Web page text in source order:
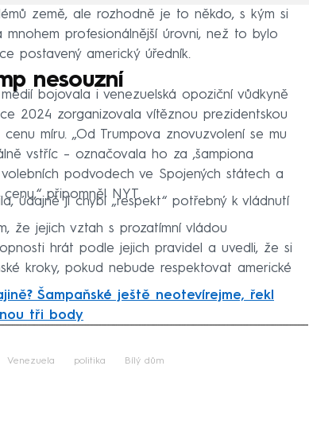
země, ale rozhodně je to někdo, s kým si
profesionálnější úrovni, než to bylo
postavený americký úředník.
nesouzní
bojovala i venezuelská opoziční vůdkyně
2024 zorganizovala vítěznou prezidentskou
míru. „Od Trumpova znovuzvolení se mu
vstříc – označovala ho za ‚šampiona
podvodech ve Spojených státech a
připomněl NYT.
údajně jí chybí „respekt“ potřebný k vládnutí
že jejich vztah s prozatímní vládou
hrát podle jejich pravidel a uvedli, že si
kroky, pokud nebude respektovat americké
Šampaňské ještě neotevírejme, řekl
tři body
Venezuela politika Bílý dům